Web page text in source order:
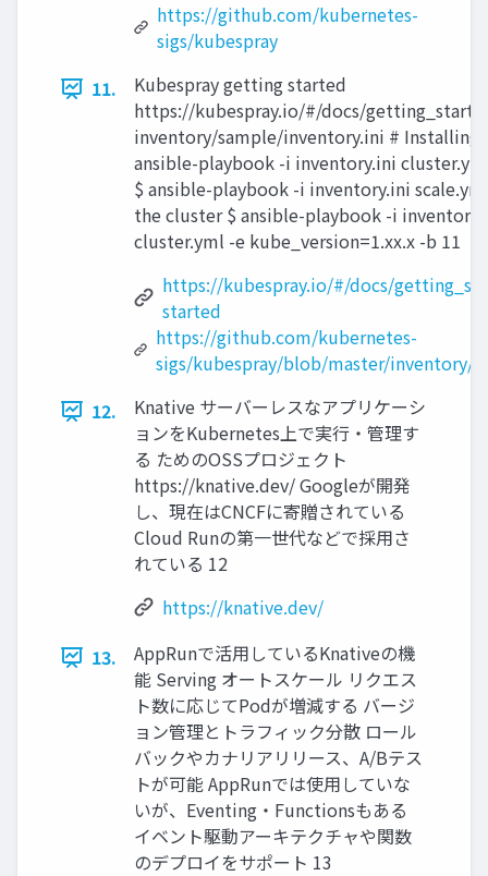
https://github.com/kubernetes-
sigs/kubespray
11.
Kubespray getting started
https://kubespray.io/#/docs/
inventory/sample/inventory.ini # Installing
ansible-playbook -i inventory.ini
$ ansible-playbook -i inventory.ini
the cluster $ ansible-playbook -i
cluster.yml -e kube_version=1.xx.x -b 11
https://kubespray.io/#/docs/
started
https://github.com/kubernetes-
sigs/kubespray/blob/master/inventory/
12.
Knative サーバーレスなアプリケーシ
ョンをKubernetes上で実行・管理す
る ためのOSSプロジェクト
https://knative.dev/ Googleが開発
し、現在はCNCFに寄贈されている
Cloud Runの第一世代などで採用さ
れている 12
https://knative.dev/
13.
AppRunで活用しているKnativeの機
能 Serving オートスケール リクエス
ト数に応じてPodが増減する バージ
ョン管理とトラフィック分散 ロール
バックやカナリアリリース、A/Bテス
トが可能 AppRunでは使用していな
いが、Eventing・Functionsもある
イベント駆動アーキテクチャや関数
のデプロイをサポート 13